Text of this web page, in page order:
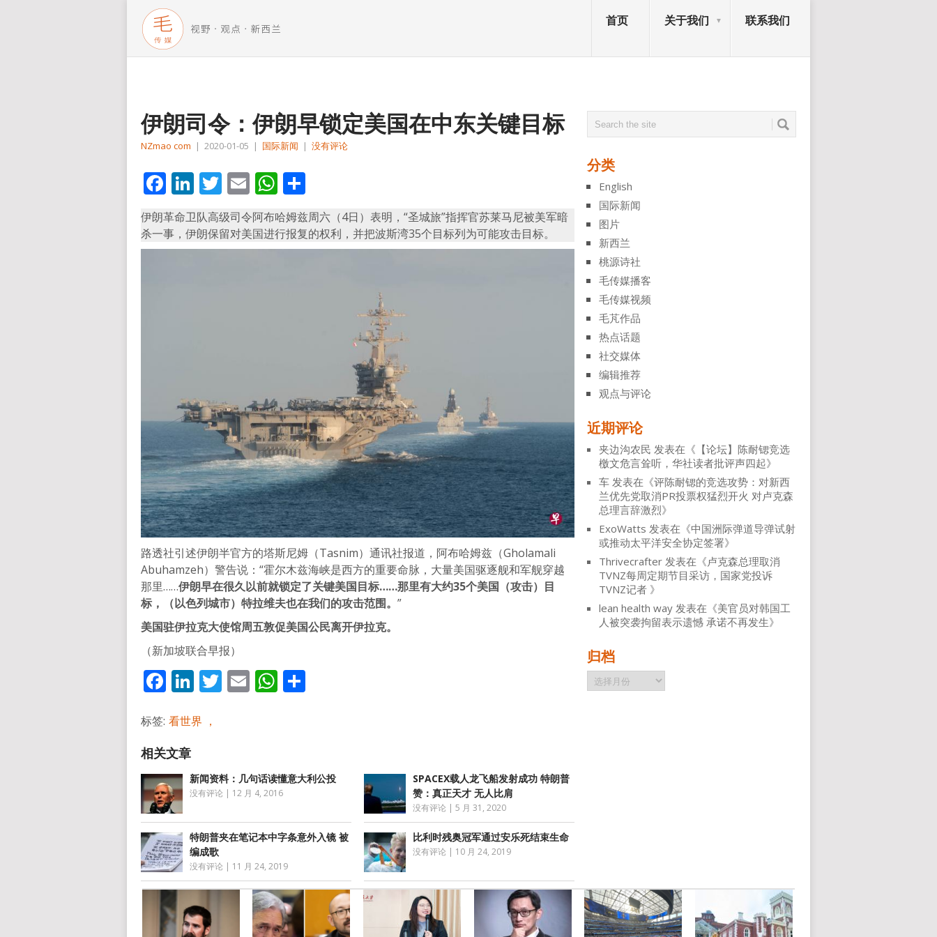
首页 关于我们 联系我们
伊朗司令：伊朗早锁定美国在中东关键目标
NZmao com | 2020-01-05 | 国际新闻 | 没有评论
Facebook
LinkedIn
Twitter
EmailWhatsApp
享
伊朗革命卫队高级司令阿布哈姆兹周六（4日）表明，“圣城旅”指挥官苏莱马尼被美军暗
杀一事，伊朗保留对美国进行报复的权利，并把波斯湾35个目标列为可能攻击目标。
路透社引述伊朗半官方的塔斯尼姆（Tasnim）通讯社报道，阿布哈姆兹（Gholamali
Abuhamzeh）警告说：“霍尔木兹海峡是西方的重要命脉，大量美国驱逐舰和军舰穿越
那里……伊朗早在很久以前就锁定了关键美国目标……那里有大约35个美国（攻击）目
标，（以色列城市）特拉维夫也在我们的攻击范围。 ”
美国驻伊拉克大使馆周五敦促美国公民离开伊拉克。
（新加坡联合早报）
Facebook
LinkedIn
Twitter
EmailWhatsApp
标签: 看世界 ，
新闻资料：几句话读懂意大利公投
没有评论 | 12 月 4, 2016
SPACEX载人龙飞船发射成功 特朗普
赞：真正天才 无人比肩
没有评论 |5 月 31, 2020
特朗普夹在笔记本中字条意外入镜 被
编成歌
没有评论 | 11 月 24, 2019
比利时残奥冠军通过安乐死结束生命
没有评论 | 10 月 24, 2019
分类
English
国际新闻
图片
新西兰
桃源诗社
毛传媒播客
毛传媒视频
毛芃作品
热点话题
社交媒体
编辑推荐
观点与评论
近期评论
夹边沟农民 发表在《 【论坛】陈耐锶竞选
檄文危言耸听，华社读者批评声四起》
车 发表在《评陈耐锶的竞选攻势：对新西
兰优先党取消PR投票权猛烈开火 对卢克森
总理言辞激烈》
ExoWatts 发表在《中国洲际弹道导弹试射
或推动太平洋安全协定签署》
Thrivecrafter 发表在《卢克森总理取消
TVNZ每周定期节目采访，国家党投诉
TVNZ记者 》
lean health way 发表在《美官员对韩国工
人被突袭拘留表示遗憾 承诺不再发生》
归档
归
档